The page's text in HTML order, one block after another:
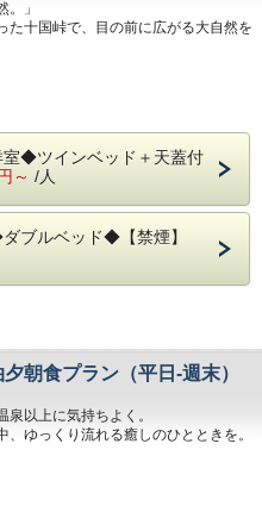
堪能くださいませ。
入場 23:30）
場 10:00）
露天風呂
す。
0557-82-8111＞までお問い合わせく
熱海の夜景が一望できます。
いらっしゃる場合は備考欄へご人数を
朝日を肌で感じながら、当館のビュッ
い。
よって異なる場合がございます。
時間を分けさせていただく場合があり
堪能くださいませ。
呂は、湯船に浸かれば至福のひと時に
。
。」
た十国峠で、目の前に広がる大自然を
わえないひと時をご堪能ください。
間は、チェックアウト日までとなりま
＞までお問い合わせください。
「感動」間違いなし。
の夜景が一望できます。
「感動」間違いなし。
熱海の夜景が一望できます。
いらっしゃる場合は備考欄へご人数を
室◆ツインベッド＋天蓋付
～ /人
ダブルベッド◆【禁煙】
朝食プラン（平日‐週末）
泉以上に気持ちよく。
、ゆっくり流れる癒しのひとときを。